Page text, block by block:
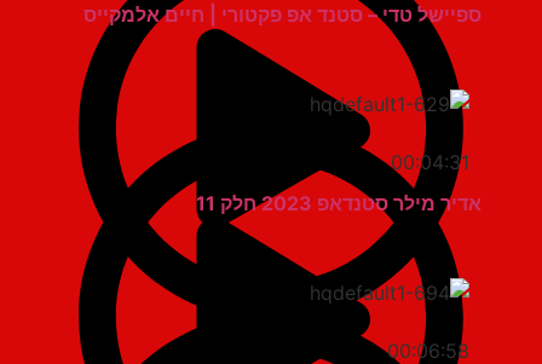
ספיישל טדי – סטנד אפ פקטורי | חיים אלמקייס
00:04:31
אדיר מילר סטנדאפ 2023 חלק 11
00:06:58